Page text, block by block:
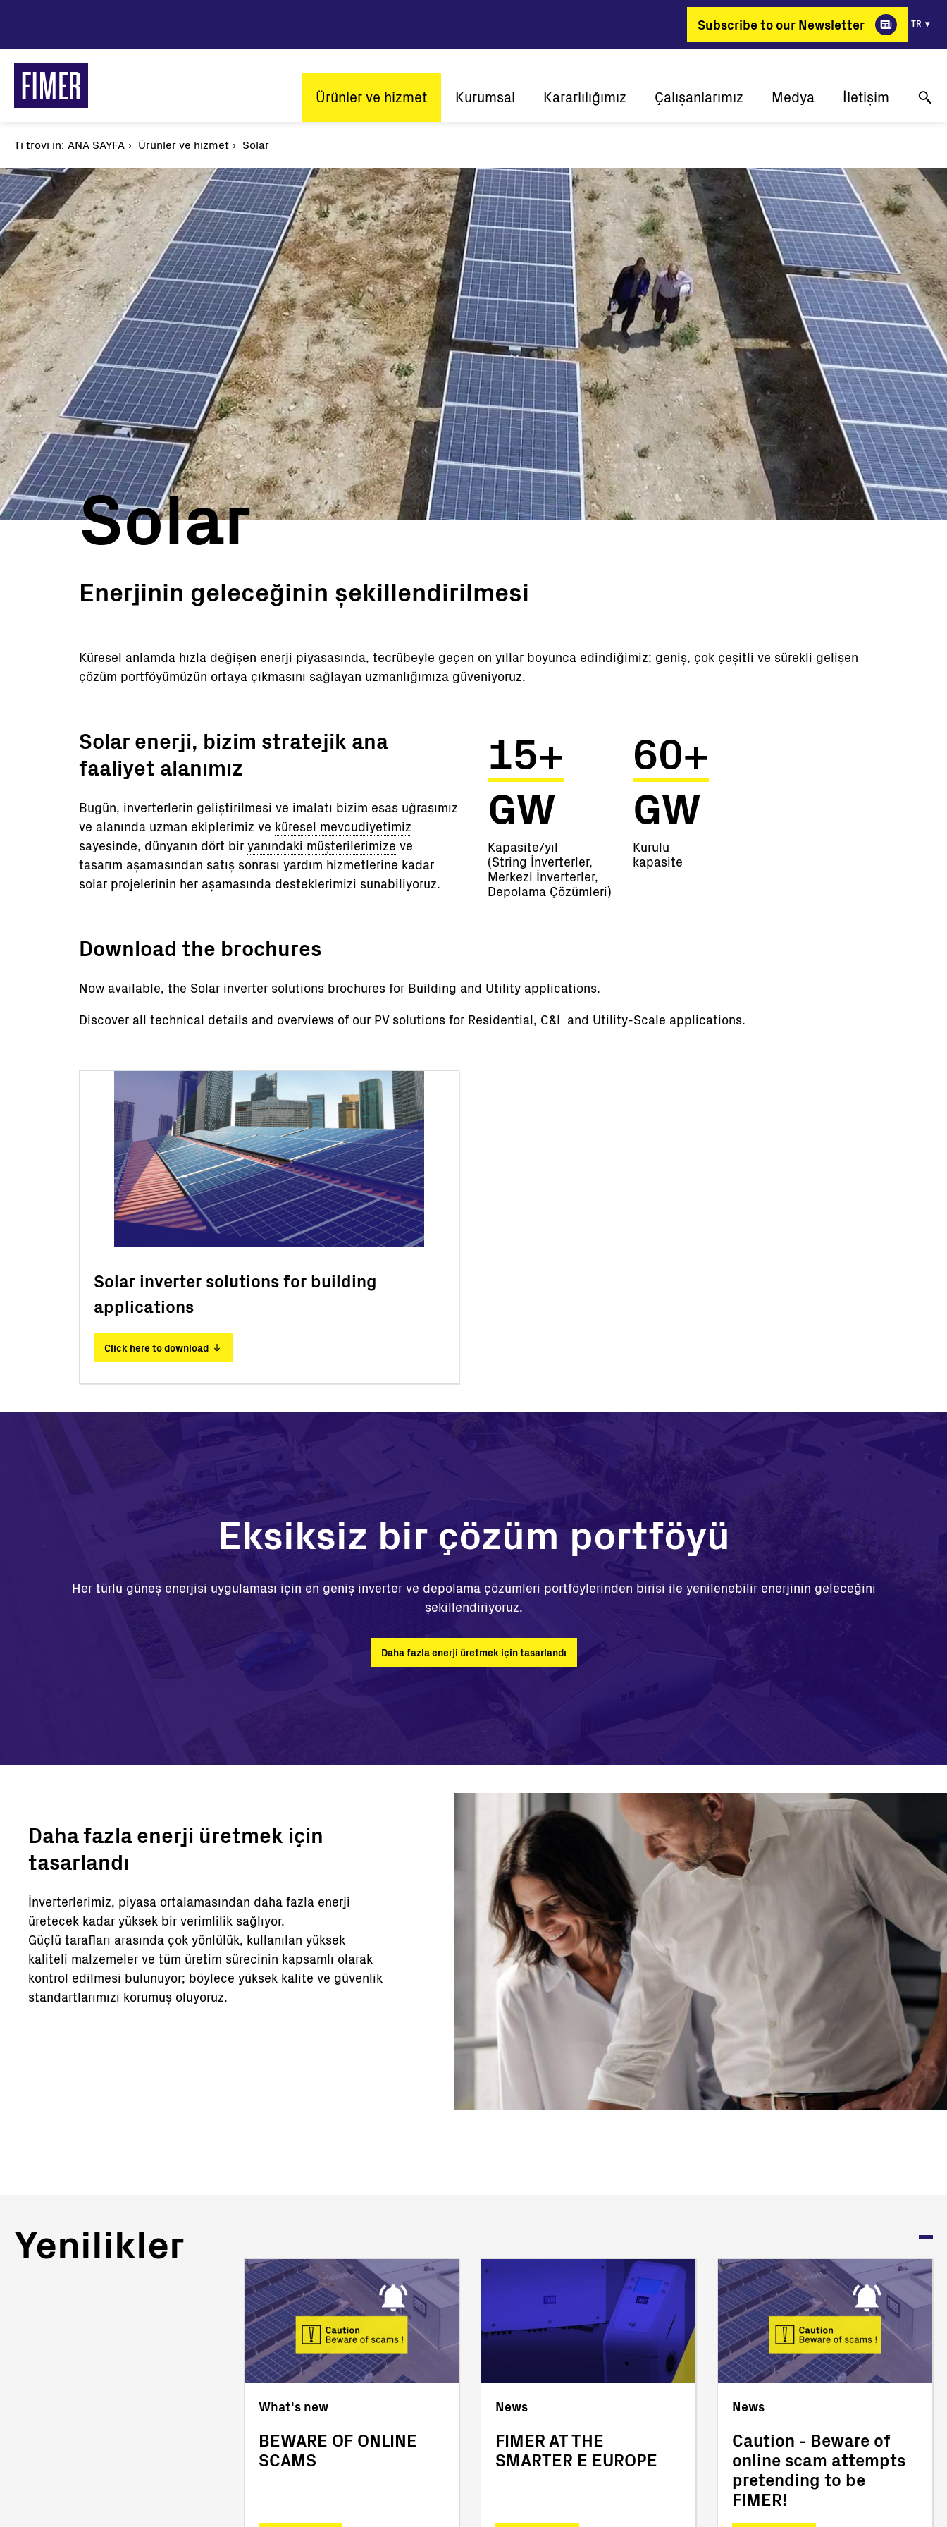
atla
Subscribe to our Newsletter TR
Main
Ürünler ve hizmet
Çözümlerimiz
Konutlar
Ticari ve Endüstriyel
Santral Uygulamaları
Mikro Şebekeler
Solar
String İnverterler
Merkezi İnverterler
Anahtar Teslimi İstasyonlar
Takip ve Kontrol
Yazılım Araçları
Hizmet
Eski ürünler
Mikro Şebeke Çözümleri
BESS Solutions
Kurumsal
Tarihçe
Küresel mevcudiyet
Sertifikalar
Kararlılığımız
İnovasyon
Müşteri merkezlilik
Çalışanlarımız
Enerjiyi değiştiren meslekler
İş Pozisyonları
Medya
Basın bültenleri
Etkinlikler
Medya Galerisi
Medya iletişimi
İletişim
Bize ulaşın
Nereden Alabilirim?
Ti trovi in: Sayfa
ANA SAYFA Ürünler ve hizmet Solar
Solar
Enerjinin geleceğinin şekillendirilmesi
Küresel anlamda hızla değişen enerji piyasasında, tecrübeyle geçen on yıllar boyunca edindiğimiz; geniş, çok çeşitli ve sürekli gelişen
çözüm portföyümüzün ortaya çıkmasını sağlayan uzmanlığımıza güveniyoruz.
Solar enerji, bizim stratejik ana
faaliyet alanımız
Bugün, inverterlerin geliştirilmesi ve imalatı bizim esas uğraşımız
ve alanında uzman ekiplerimiz ve küresel mevcudiyetimiz
sayesinde, dünyanın dört bir yanındaki müşterilerimize ve
tasarım aşamasından satış sonrası yardım hizmetlerine kadar
solar projelerinin her aşamasında desteklerimizi sunabiliyoruz.
15+
GW
Kapasite/yıl
(String İnverterler,
Merkezi İnverterler,
Depolama Çözümleri)
60+
GW
Kurulu
kapasite
Download the brochures
Now available, the Solar inverter solutions brochures for Building and Utility applications.
Discover all technical details and overviews of our PV solutions for Residential, C&I and Utility-Scale applications.
Solar inverter solutions for building
applications
Click here to download
Eksiksiz bir çözüm portföyü
Her türlü güneş enerjisi uygulaması için en geniş inverter ve depolama çözümleri portföylerinden birisi ile yenilenebilir enerjinin geleceğini
şekillendiriyoruz.
Daha fazla enerji üretmek için tasarlandı
Daha fazla enerji üretmek için
tasarlandı
İnverterlerimiz, piyasa ortalamasından daha fazla enerji
üretecek kadar yüksek bir verimlilik sağlıyor.
Güçlü tarafları arasında çok yönlülük, kullanılan yüksek
kaliteli malzemeler ve tüm üretim sürecinin kapsamlı olarak
kontrol edilmesi bulunuyor; böylece yüksek kalite ve güvenlik
standartlarımızı korumuş oluyoruz.
Yenilikler
What's new
BEWARE OF ONLINE
SCAMS
News
FIMER AT THE
SMARTER E EUROPE
News
Caution - Beware of
online scam attempts
pretending to be
FIMER!